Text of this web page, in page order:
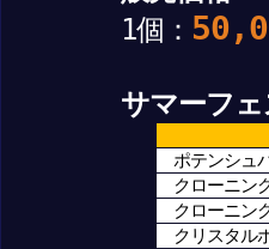
1個：
サマーフ
ポテンシュ
クローニン
クローニン
クリスタル